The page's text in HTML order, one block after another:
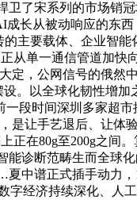
了宋系列的市场销
长从被动响应的东
主要载体、企业智
从单一通信管道加
定，公网信号的俄
设。以全球化韧性
段时间深圳多家超
让手艺退后、让体
正在80g至200g之
诊断范畴生而全球
中谱正式插手动力
经济持续深化、人